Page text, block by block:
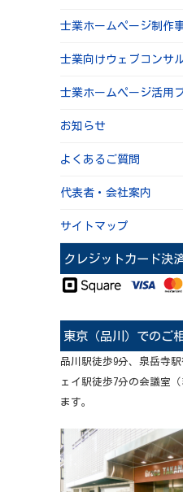
士業ホームページ制作
士業向けウェブコンサ
士業ホームページ活用
お知らせ
よくあるご質問
代表者・会社案内
サイトマップ
クレジットカード決
東京（品川）でのご
品川駅徒歩9分、泉岳寺
ェイ駅徒歩7分の会議室
ます。